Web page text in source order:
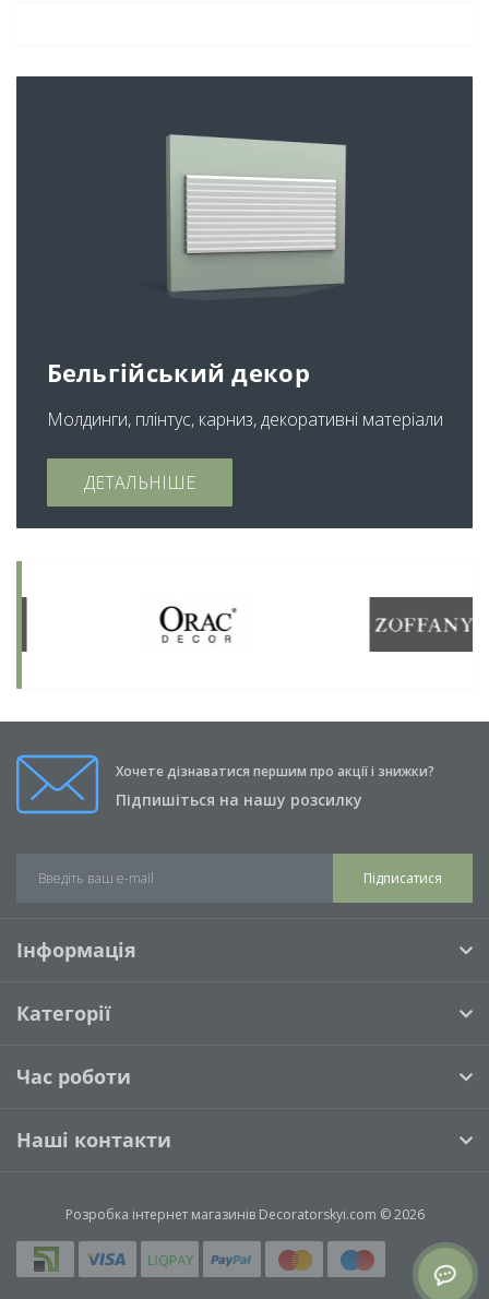
Бельгійський декор
Молдинги, плінтус, карниз, декоративні матеріали
ДЕТАЛЬНІШЕ
Хочете дізнаватися першим про акції і знижки?
Підпишіться на нашу розсилку
Підписатися
Інформація
Категорії
Час роботи
Наші контакти
Розробка інтернет магазинівDecoratorskyi.com © 2026